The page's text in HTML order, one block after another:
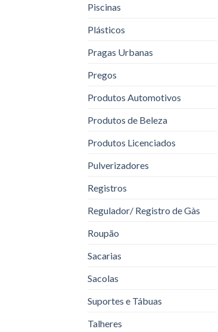
Piscinas
Plásticos
Pragas Urbanas
Pregos
Produtos Automotivos
Produtos de Beleza
Produtos Licenciados
Pulverizadores
Registros
Regulador/ Registro de Gàs
Roupão
Sacarias
Sacolas
Suportes e Tábuas
Talheres